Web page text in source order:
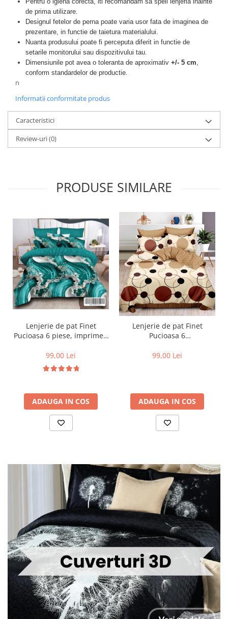
de prima utilizare.
Designul fetelor de perna poate varia usor fata de imaginea de
prezentare, in functie de taietura materialului.
Nuanta produsului poate fi perceputa diferit in functie de
setarile monitorului sau dispozitivului tau.
Dimensiunile pot avea o toleranta de aproximativ +/- 5 cm
conform standardelor de productie.
n
Informatii conformitate produs
Caracteristici
Review-uri(0)
PRODUSE SIMILARE
Lenjerie de pat Finet
Pucioasa 6 piese, imprimeu
alb și auriu-R619
99,00 Lei
ADAUGA IN COS
Lenjerie de pat Finet
Pucioasa 6
si buline-R369
99,00 Lei
ADAUGA IN COS